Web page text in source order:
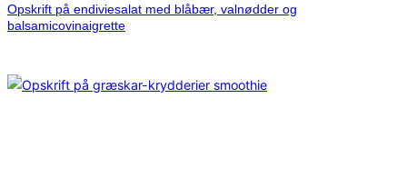
Opskrift på endiviesalat med blåbær, valnødder og
balsamicovinaigrette